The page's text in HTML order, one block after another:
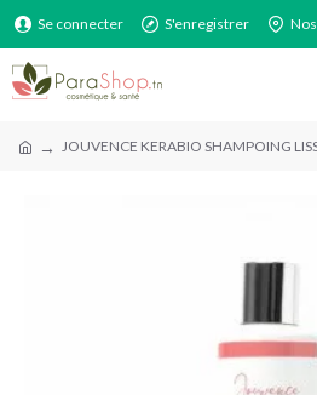
Se connecter S'enregistrer
JOUVENCE KERABIO SHAMPOING